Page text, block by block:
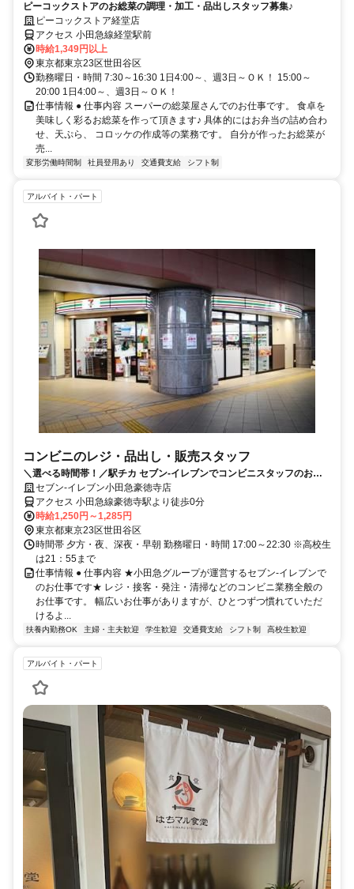
ピーコックストアのお総菜の調理・加工・品出しスタッフ募集♪
ピーコックストア経堂店
アクセス 小田急線経堂駅前
時給1,349円以上
東京都東京23区世田谷区
勤務曜日・時間 7:30～16:30 1日4:00～、週3日～ＯＫ！ 15:00～
20:00 1日4:00～、週3日～ＯＫ！
仕事情報 ● 仕事内容 スーパーの総菜屋さんでのお仕事です。 食卓を
美味しく彩るお総菜を作って頂きます♪ 具体的にはお弁当の詰め合わ
せ、天ぷら、 コロッケの作成等の業務です。 自分が作ったお総菜が
売...
変形労働時間制 社員登用あり 交通費支給 シフト制
アルバイト・パート
コンビニのレジ・品出し・販売スタッフ
＼選べる時間帯！／駅チカ セブン-イレブンでコンビニスタッフのお仕
事☆セブン-イレブン小田急豪徳寺店
アクセス 小田急線豪徳寺駅より徒歩0分
時給1,250円～1,285円
東京都東京23区世田谷区
時間帯 夕方・夜、深夜・早朝 勤務曜日・時間 17:00～22:30 ※高校生
は21：55まで
仕事情報 ● 仕事内容 ★小田急グループが運営するセブン-イレブンで
のお仕事です★ レジ・接客・発注・清掃などのコンビニ業務全般の
お仕事です。 幅広いお仕事がありますが、ひとつずつ慣れていただ
けるよ...
扶養内勤務OK 主婦・主夫歓迎 学生歓迎 交通費支給 シフト制 高校生歓迎
アルバイト・パート